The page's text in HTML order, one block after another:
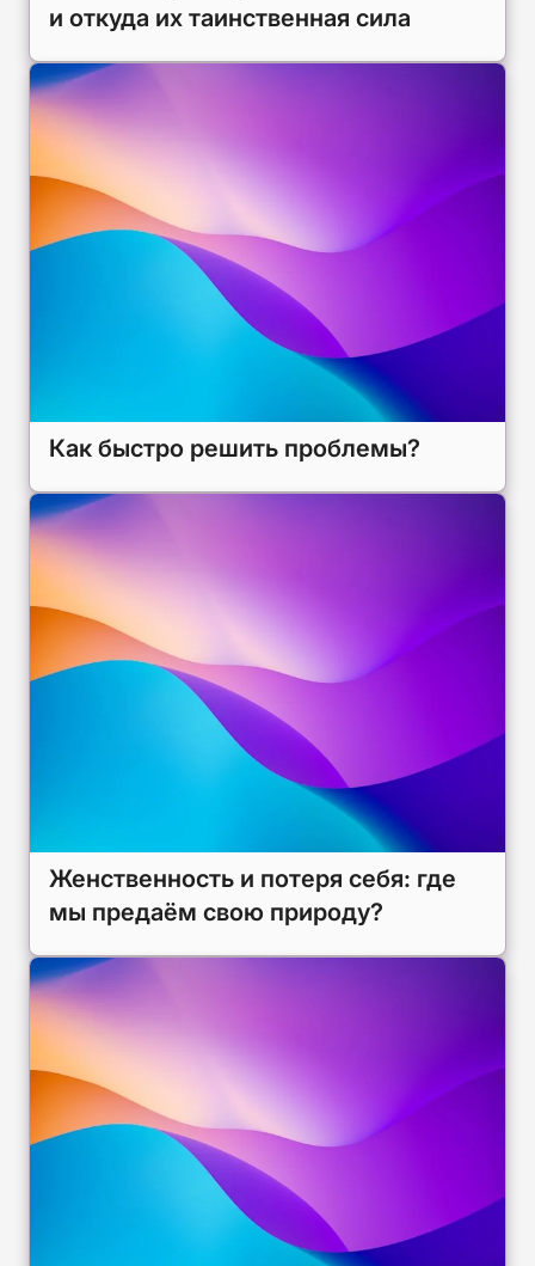
и откуда их таинственная сила
Как быстро решить проблемы?
Женственность и потеря себя: где
мы предаём свою природу?